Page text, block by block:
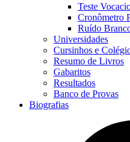
Teste
Cronômetro
Ruído
Universidades
Cursinhos e
Resumo de Livros
Gabaritos
Resultados
Banco de Provas
Biografias